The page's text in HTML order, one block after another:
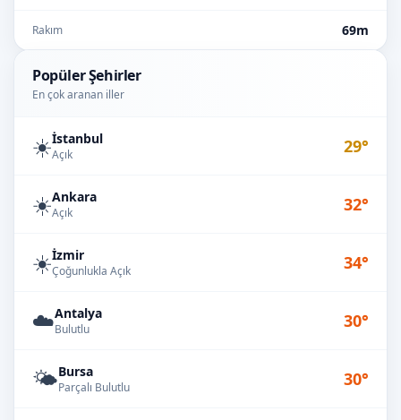
Rakım 69m
Popüler Şehirler
En çok aranan iller
☀️İstanbul
Açık 29°
☀️Ankara
Açık 32°
☀️İzmir
Çoğunlukla Açık 34°
☁️Antalya
Bulutlu 30°
🌤️Bursa
Parçalı Bulutlu 30°